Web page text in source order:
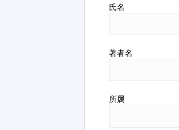
氏名
著者名
所属